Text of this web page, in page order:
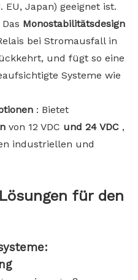
Japan) geeignet ist.
Das Monostabilitätsdesign
bei Stromausfall in
und fügt so eine
Systeme wie
: Bietet
von 12 VDC und 24 VDC ,
industriellen und
für den